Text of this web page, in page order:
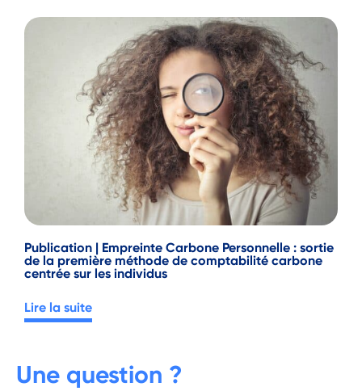
Publication | Empreinte Carbone Personnelle : sortie
de la première méthode de comptabilité carbone
centrée sur les individus
Lire la suite
Une question ?